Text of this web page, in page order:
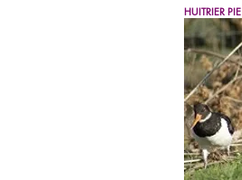
HUITRIER PIE